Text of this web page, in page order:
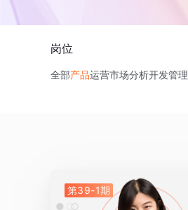
岗位
全部产品运营市场分析开发管理
第39-1期